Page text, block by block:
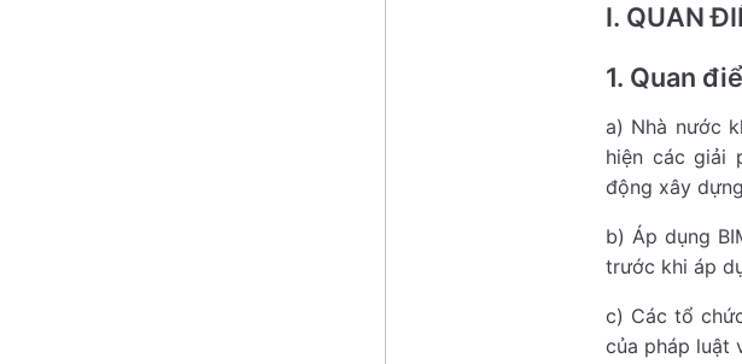
I. QUAN
1. Quan
a) Nhà nước
hiện các giải
động xây
b) Áp dụng
trước khi áp
c) Các tổ
của pháp luật